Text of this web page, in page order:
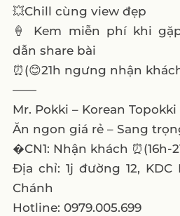
💥Chill cùng view đẹp
🍦 Kem miễn phí khi
dẫn share bài
⏰(😊21h ngưng nhận
——
Mr. Pokki – Korean
Ăn ngon giá rẻ – Sang
�CN1: Nhận khách ⏰(16h-
Địa chỉ: 1j đường 12,
Chánh
Hotline: 0979.005.699